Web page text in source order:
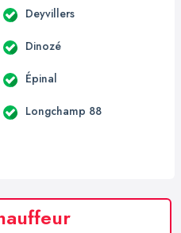
Deyvillers
Dinozé
Épinal
Longchamp 88